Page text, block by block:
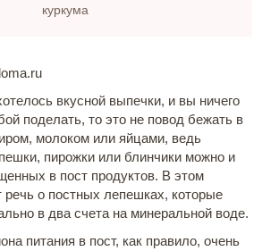
куркума
вкусной выпечки, и вы ничего
поделать, то это не повод бежать в
молоком или яйцами, ведь
пирожки или блинчики можно и
в пост продуктов. В этом
речь о постных лепешках, которые
в два счета на минеральной воде.
питания в пост, как правило, очень